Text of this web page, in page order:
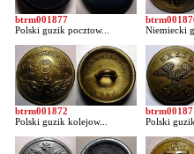
btrm001877
Polski guzik pocztow...
Niemiecki
btrm001872
Polski guzik kolejow...
Polski